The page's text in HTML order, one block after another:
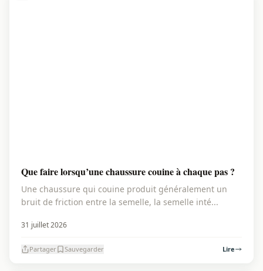
Que faire lorsqu’une chaussure couine à chaque pas ?
Une chaussure qui couine produit généralement un
bruit de friction entre la semelle, la semelle inté...
31 juillet 2026
Partager Sauvegarder Lire